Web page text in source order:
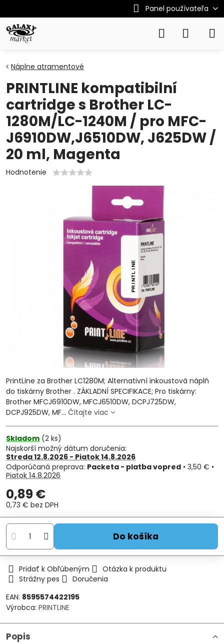
Panel používateľa
Náplne atramentové
PRINTLINE kompatibilní
cartridge s Brother LC-
1280M/LC-1240M / pro MFC-
J6910DW,J6510DW, J625DW /
20 ml, Magenta
Hodnotenie
PrintLine za Brother LC1280M; Alternativní inkoustová náplň
do tiskárny Brother . ZÁKLADNÍ SPECIFIKACE; Pro tiskárny:
Brother MFCJ6910DW, MFCJ6510DW, DCPJ725DW,
DCPJ925DW, MF... Čítajte viac
Skladom (2 ks)
Najskorší možný dátum doručenia:
Streda12.8.2026 −Piatok14.8.2026
Packeta - platba vopred • 3,50 € •
Piatok14.8.2026
0,89 €
0,73 € bez DPH
Do košíka
Pridať k Obľúbeným
Otázka k produktu
Strážny pes
Doručenia
EAN: 8595574422195
Výrobca: PRINTLINE
Popis